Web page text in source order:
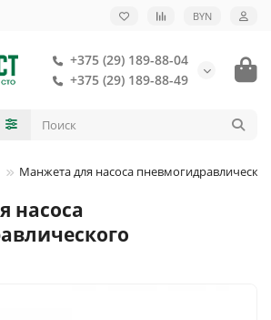
BYN
+375 (29) 189-88-04
+375 (29) 189-88-49
Манжета для насоса
насоса